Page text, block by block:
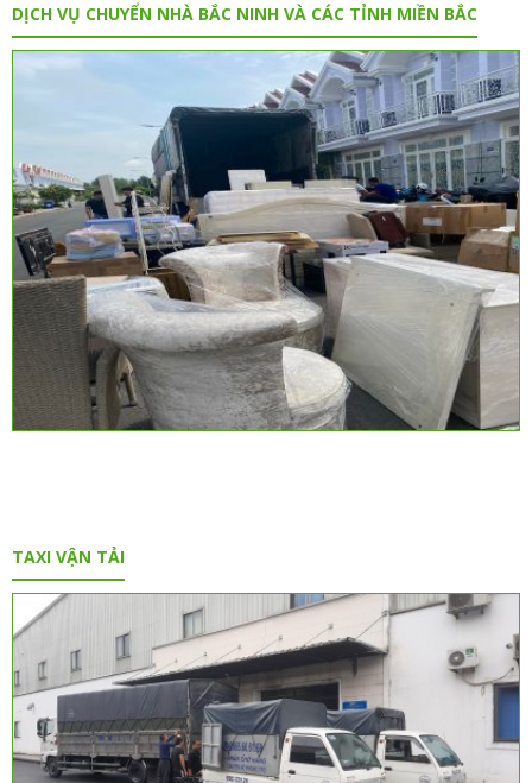
DỊCH VỤ CHUYỂN NHÀ BẮC NINH VÀ CÁC TỈNH MIỀN BẮC
TAXI VẬN TẢI